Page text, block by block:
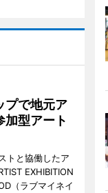
プで地元ア
型アート
トと協働したア
EXHIBITION
（ラブマイネイ